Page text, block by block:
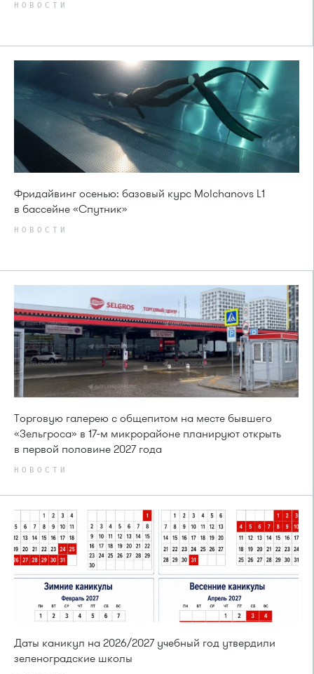
НОВОСТИ
Фридайвинг осенью: базовый курс Molchanovs L1
в бассейне «Спутник»
НОВОСТИ
Торговую галерею с общепитом на месте бывшего
«Зельгроса» в 17-м микрорайоне планируют открыть
в первой половине 2027 года
НОВОСТИ
Даты каникул на 2026/2027 учебный год утвердили
зеленоградские школы